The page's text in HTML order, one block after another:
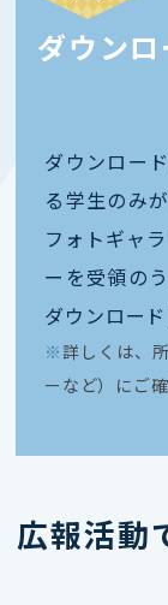
ダウン
ダウンロー
る学生のみ
フォトギャ
ーを受領の
ダウンロー
※ 詳しくは、
ーなど）にご
広報活動